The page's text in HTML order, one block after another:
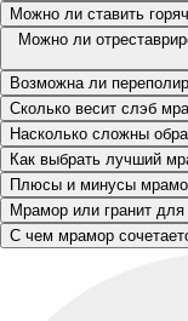
Можно ли ставить
Можно ли
Возможна ли
Сколько весит слэб
Насколько сложны
Как выбрать лучший
Плюсы и минусы
Мрамор или гранит
С чем мрамор